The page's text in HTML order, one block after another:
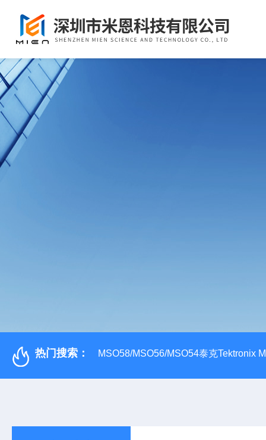
热门搜索： MSO58/MSO56/MSO54泰克Tektronix